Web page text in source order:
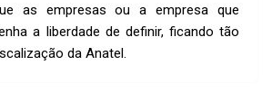
as empresas ou a empresa que
a liberdade de definir, ficando tão
da Anatel.